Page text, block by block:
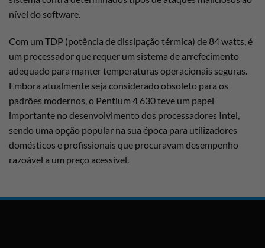
nível do software.
Com um TDP (potência de dissipação térmica) de 84 watts, é
um processador que requer um sistema de arrefecimento
adequado para manter temperaturas operacionais seguras.
Embora atualmente seja considerado obsoleto para os
padrões modernos, o Pentium 4 630 teve um papel
importante no desenvolvimento dos processadores Intel,
sendo uma opção popular na sua época para utilizadores
domésticos e profissionais que procuravam desempenho
razoável a um preço acessível.